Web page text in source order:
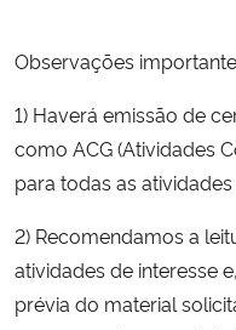
Ministério da Mulher, da Família
Secretaria de Governo
Observações
1) Haverá emissão de
como ACG (Atividades
para todas as
2) Recomendamos a
atividades de interesse
prévia do material